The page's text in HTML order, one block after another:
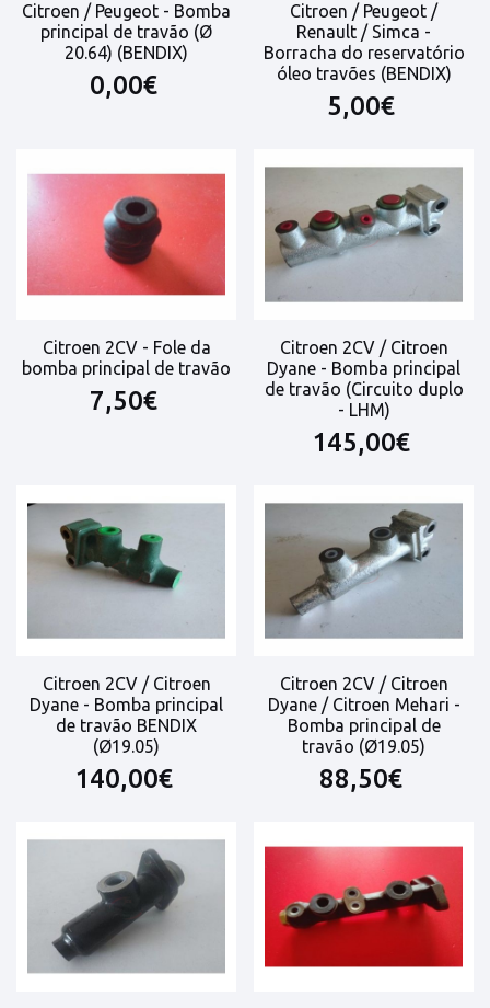
Citroen / Peugeot - Bomba
principal de travão (Ø
20.64) (BENDIX)
0,00€
Citroen / Peugeot /
Renault / Simca -
Borracha do reservatório
óleo travões (BENDIX)
5,00€
Citroen 2CV - Fole da
bomba principal de travão
7,50€
Citroen 2CV / Citroen
Dyane - Bomba principal
de travão (Circuito duplo
- LHM)
145,00€
Citroen 2CV / Citroen
Dyane - Bomba principal
de travão BENDIX
(Ø19.05)
140,00€
Citroen 2CV / Citroen
Dyane / Citroen Mehari -
Bomba principal de
travão (Ø19.05)
88,50€